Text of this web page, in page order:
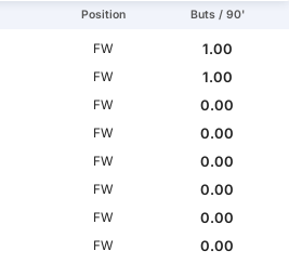
Position Buts / 90'
FW
1.00
FW
1.00
FW
0.00
FW
0.00
FW
0.00
FW
0.00
FW
0.00
FW 0.00